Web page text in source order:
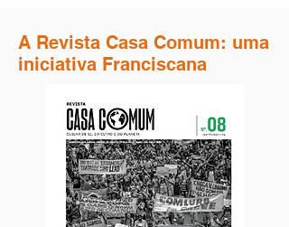
A Revista Casa Comum: uma
iniciativa Franciscana